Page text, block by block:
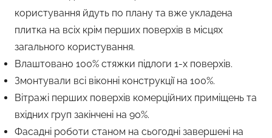
користування йдуть по плану та вже укладена
плитка на всіх крім перших поверхів в місцях
загального користування.
Влаштовано 100% стяжки підлоги 1-х поверхів.
Змонтували всі віконні конструкції на 100%.
Вітражі перших поверхів комерційних приміщень та
вхідних груп закінчені на 90%.
Фасадні роботи станом на сьогодні завершені на